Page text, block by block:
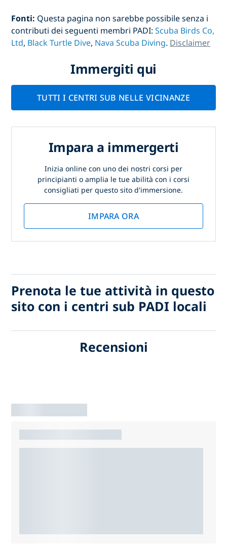
Fonti: Questa pagina non sarebbe possibile senza i
contributi dei seguenti membri PADI:Scuba Birds Co,
Ltd, Black Turtle Dive, Nava Scuba Diving. Disclaimer
Immergiti qui
TUTTI I CENTRI SUB NELLE VICINANZE
Impara a immergerti
Inizia online con uno dei nostri corsi per
principianti o amplia le tue abilità con i corsi
consigliati per questo sito d'immersione.
IMPARA ORA
Prenota le tue attività in questo
sito con i centri sub PADI locali
Recensioni